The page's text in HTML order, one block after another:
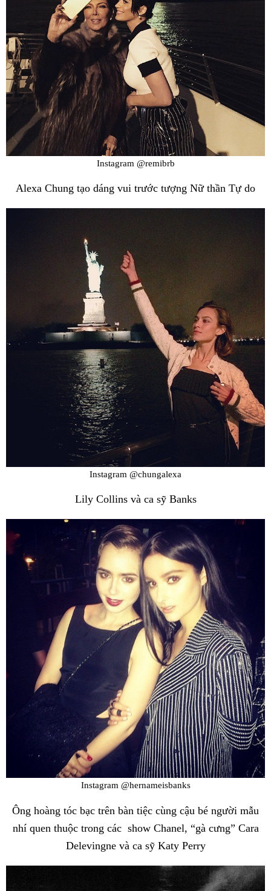
Instagram @remibrb
Alexa Chung tạo dáng vui trước tượng Nữ thần Tự do
Instagram @chungalexa
Lily Collins và ca sỹ Banks
Instagram @hernameisbanks
Ông hoàng tóc bạc trên bàn tiệc cùng cậu bé người mẫu
nhí quen thuộc trong các show Chanel, “gà cưng” Cara
Delevingne và ca sỹ Katy Perry